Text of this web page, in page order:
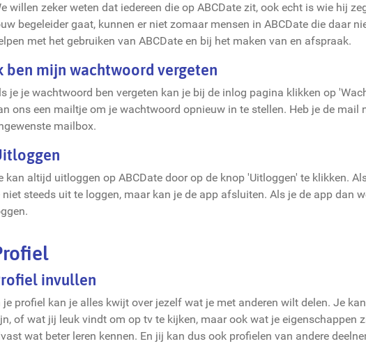
willen zeker weten dat iedereen die op ABCDate zit, ook echt is wie hij
begeleider gaat, kunnen er niet zomaar mensen in ABCDate die daar
met het gebruiken van ABCDate en bij het maken van en afspraak.
ben mijn wachtwoord vergeten
je je wachtwoord ben vergeten kan je bij de inlog pagina klikken op
ons een mailtje om je wachtwoord opnieuw in te stellen. Heb je de mail
mailbox.
kan altijd uitloggen op ABCDate door op de knop 'Uitloggen' te klikken.
niet steeds uit te loggen, maar kan je de app afsluiten. Als je de app dan
invullen
je profiel kan je alles kwijt over jezelf wat je met anderen wilt delen. Je
of wat jij leuk vindt om op tv te kijken, maar ook wat je eigenschappen
wat beter leren kennen. En jij kan dus ook profielen van andere